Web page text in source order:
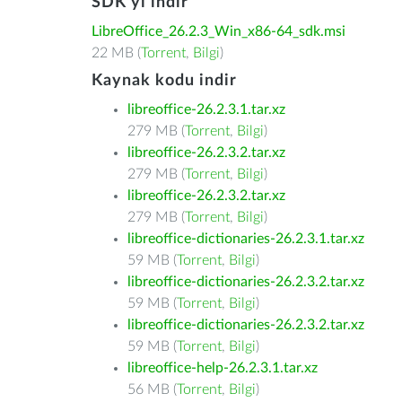
LibreOffice_26.2.3_Win_x86-64_sdk.msi
22 MB (Torrent, Bilgi)
Kaynak kodu indir
libreoffice-26.2.3.1.tar.xz
279 MB (Torrent, Bilgi)
libreoffice-26.2.3.2.tar.xz
279 MB (Torrent, Bilgi)
libreoffice-26.2.3.2.tar.xz
279 MB (Torrent, Bilgi)
libreoffice-dictionaries-26.2.3.1.tar.xz
59 MB (Torrent, Bilgi)
libreoffice-dictionaries-26.2.3.2.tar.xz
59 MB (Torrent, Bilgi)
libreoffice-dictionaries-26.2.3.2.tar.xz
59 MB (Torrent, Bilgi)
libreoffice-help-26.2.3.1.tar.xz
56 MB (Torrent, Bilgi)